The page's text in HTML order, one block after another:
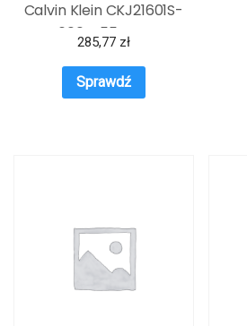
Calvin Klein CKJ21601S-
600 ø 55 mm
285,77 zł
Sprawdź